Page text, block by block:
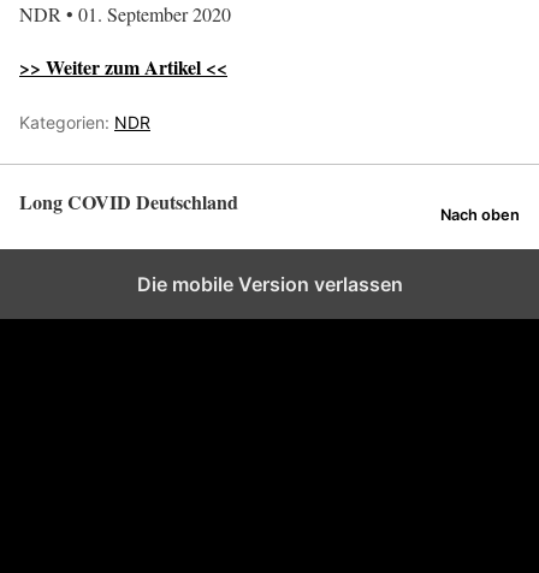
NDR • 01. September 2020
>> Weiter zum Artikel <<
Kategorien: NDR
Long COVID Deutschland Nach oben
Die mobile Version verlassen